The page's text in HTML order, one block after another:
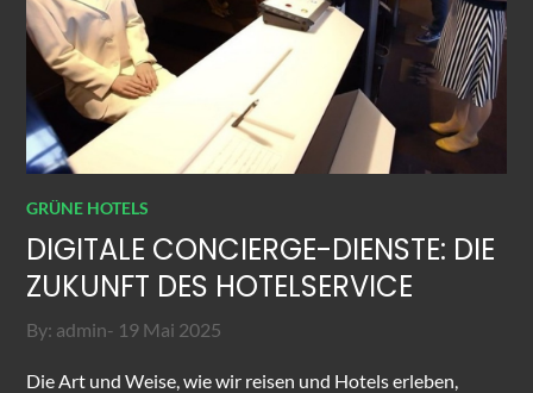
GRÜNE HOTELS
DIGITALE CONCIERGE-DIENSTE: DIE
ZUKUNFT DES HOTELSERVICE
By: admin
Posted
19 Mai 2025
Die Art und Weise, wie wir reisen und Hotels erleben,